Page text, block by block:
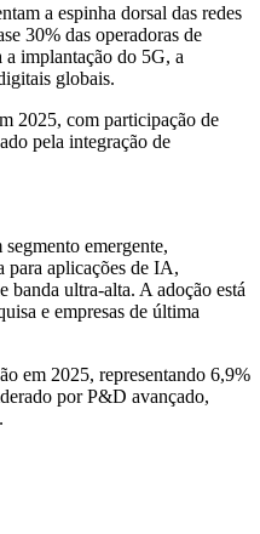
a espinha dorsal das redes
30% das operadoras de
a implantação do 5G, a
globais.
2025, com participação de
pela integração de
emergente,
para aplicações de IA,
banda ultra-alta. A adoção está
e empresas de última
em 2025, representando 6,9%
por P&D avançado,